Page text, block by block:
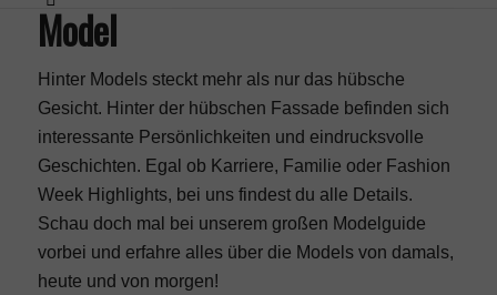
Model
Hinter Models steckt mehr als nur das hübsche
Gesicht. Hinter der hübschen Fassade befinden sich
interessante Persönlichkeiten und eindrucksvolle
Geschichten. Egal ob Karriere, Familie oder Fashion
WeekHighlights, bei uns findest du alle Details.
Schau doch mal bei unserem großen Modelguide
vorbei und erfahre alles über die Models von damals,
heute und von morgen!